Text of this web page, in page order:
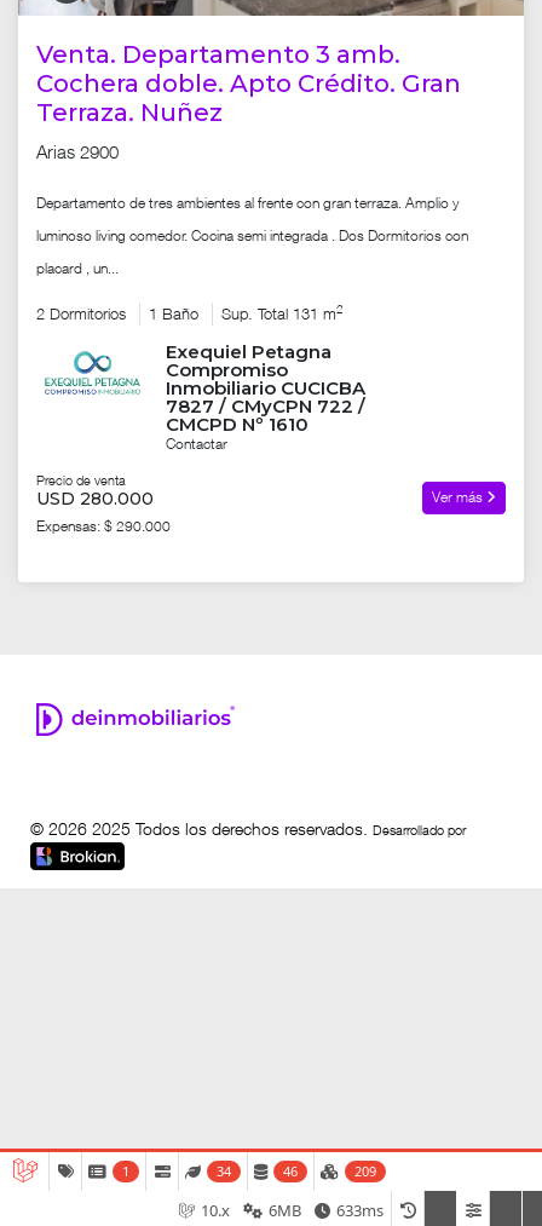
Venta. Departamento 3 amb.
Cochera doble. Apto Crédito. Gran
Terraza. Nuñez
Arias 2900
Departamento de tres ambientes al frente con gran terraza. Amplio y
luminoso living comedor. Cocina semi integrada . Dos Dormitorios con
placard , un...
2 Dormitorios 1 Baño Sup. Total 131 m2
Exequiel Petagna
Compromiso
Inmobiliario CUCICBA
7827 / CMyCPN 722 /
CMCPD Nº 1610
Contactar
Precio de venta
USD 280.000
Expensas: $ 290.000
Ver más
© 2026 2025 Todos los derechos reservados. Desarrollado por
1 34 46 209
633ms
6MB
10.x